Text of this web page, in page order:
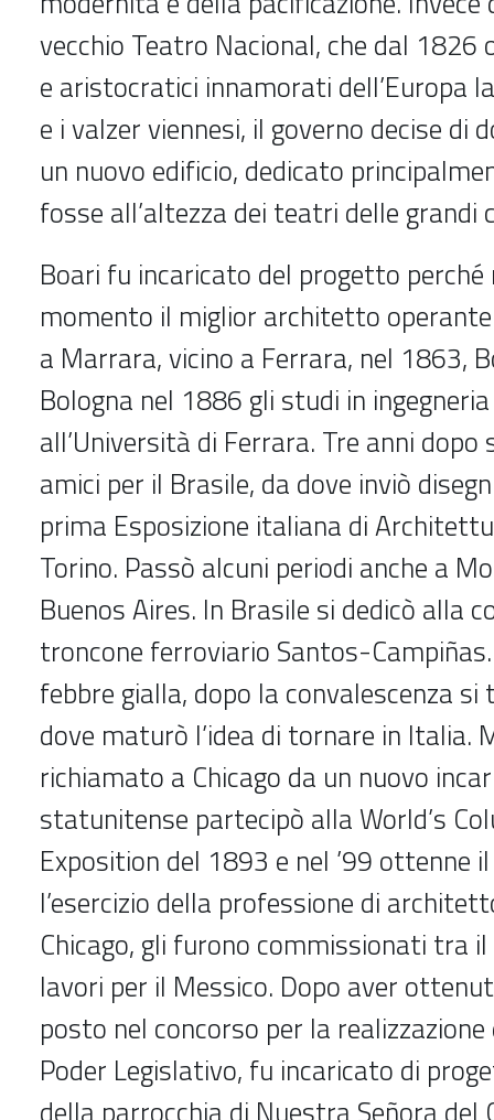
vecchio Teatro Nacional, che dal 1826
e aristocratici innamorati dell’Europa
e i valzer viennesi, il governo decise di
un nuovo edificio, dedicato
fosse all’altezza dei teatri delle grandi
Boari fu incaricato del progetto
momento il miglior architetto
a Marrara, vicino a Ferrara, nel 1863,
Bologna nel 1886 gli studi in
all’Università di Ferrara. Tre anni dopo
amici per il Brasile, da dove inviò
prima Esposizione italiana di
Torino. Passò alcuni periodi anche a
Buenos Aires. In Brasile si dedicò alla
troncone ferroviario Santos-
febbre gialla, dopo la convalescenza si
dove maturò l’idea di tornare in Italia.
richiamato a Chicago da un nuovo
statunitense partecipò alla World’s
Exposition del 1893 e nel ’99 ottenne
l’esercizio della professione di
Chicago, gli furono commissionati tra il
lavori per il Messico. Dopo aver
posto nel concorso per la
Poder Legislativo, fu incaricato di